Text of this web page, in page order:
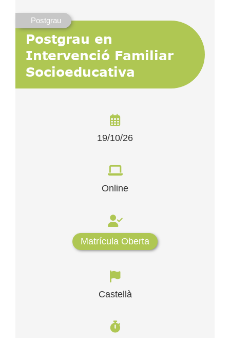
Postgrau
Postgrau en
Intervenció Familiar
Socioeducativa
19/10/26
Online
Matrícula Oberta
Castellà